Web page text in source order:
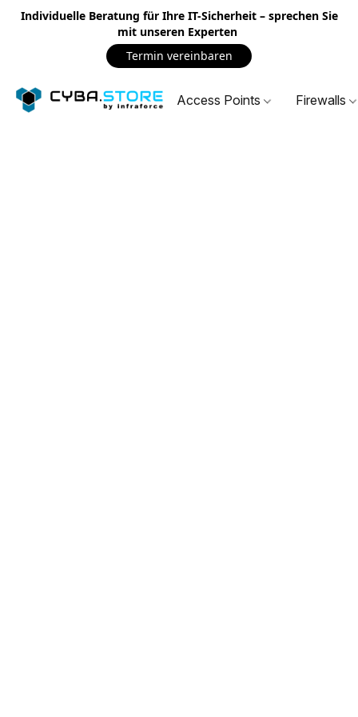
Individuelle Beratung für Ihre IT-Sicherheit – sprechen Sie
mit unseren Experten
Termin vereinbaren
Access Points Firewalls